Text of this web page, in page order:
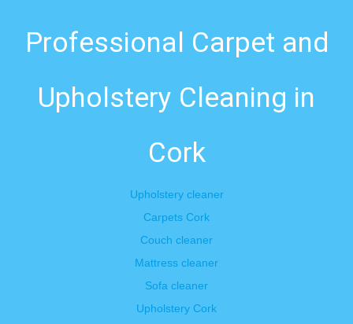
Professional Carpet and
Upholstery Cleaning in
Cork
Upholstery cleaner
Carpets Cork
Couch cleaner
Mattress cleaner
Sofa cleaner
Upholstery Cork